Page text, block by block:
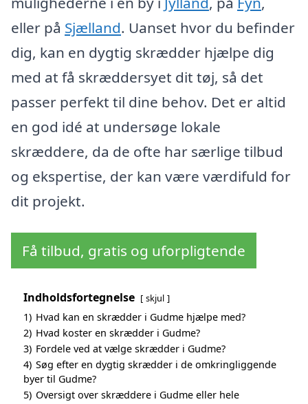
eller på Sjælland. Uanset hvor du befinder
dig, kan en dygtig skrædder hjælpe dig
med at få skræddersyet dit tøj, så det
passer perfekt til dine behov. Det er altid
en god idé at undersøge lokale
skræddere, da de ofte har særlige tilbud
og ekspertise, der kan være værdifuld for
dit projekt.
Få tilbud, gratis og uforpligtende
Indholdsfortegnelse skjul
1) Hvad kan en skrædder i Gudme hjælpe med?
2) Hvad koster en skrædder i Gudme?
3) Fordele ved at vælge skrædder i Gudme?
4) Søg efter en dygtig skrædder i de omkringliggende
byer til Gudme?
5) Oversigt over skræddere i Gudme eller hele